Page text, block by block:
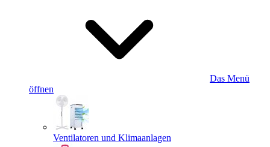
Das Menü
öffnen
Ventilatoren und Klimaanlagen